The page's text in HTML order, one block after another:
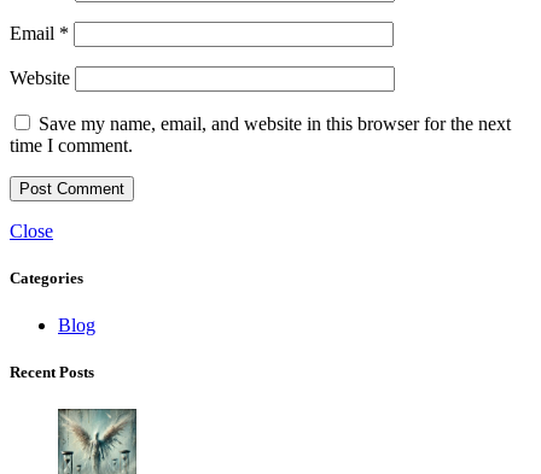
Email *
Website
Save my name, email, and website in this browser for the next
time I comment.
Close
Categories
Blog
Recent Posts